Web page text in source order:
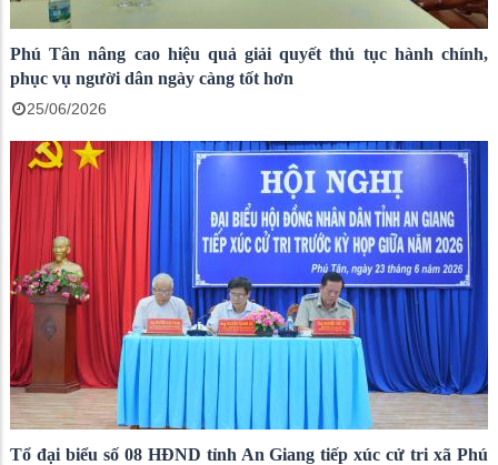
Phú Tân nâng cao hiệu quả giải quyết thủ tục hành chính,
phục vụ người dân ngày càng tốt hơn
25/06/2026
Tổ đại biểu số 08 HĐND tỉnh An Giang tiếp xúc cử tri xã Phú